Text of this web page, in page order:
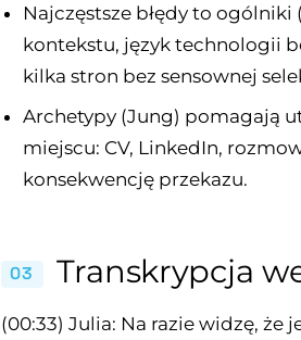
Najczęstsze błędy to ogólniki
kontekstu, język technologii
kilka stron bez sensownej
Archetypy (Jung) pomagają
miejscu: CV, LinkedIn,
konsekwencję przekazu.
03 Transkrypcja
(00:33) Julia: Na razie widzę, że